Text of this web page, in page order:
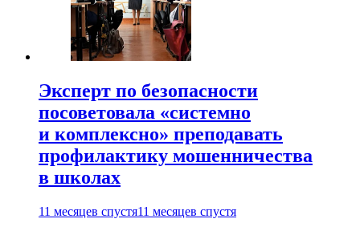
Эксперт по безопасности
посоветовала «системно
и комплексно» преподавать
профилактику мошенничества
в школах
11 месяцев спустя11 месяцев спустя